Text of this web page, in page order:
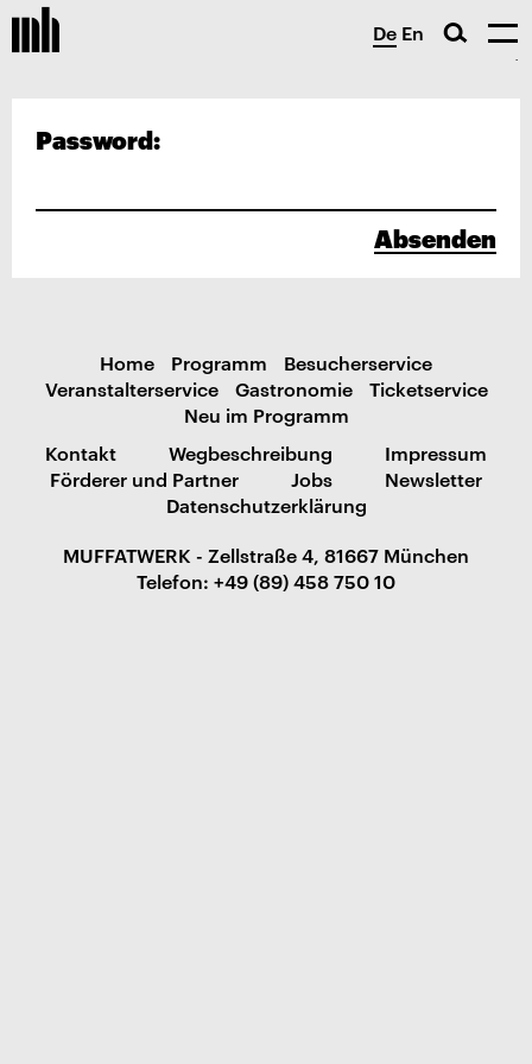
De En
Password:
Absenden
Home Programm
Besucherservice
Veranstalterservice
Gastronomie
Ticketservice
Neu im Programm
Kontakt
Wegbeschreibung
Impressum
Förderer und Partner
Jobs
Newsletter
Datenschutzerklärung
MUFFATWERK - Zellstraße 4, 81667 München
Telefon: +49 (89) 458 750 10